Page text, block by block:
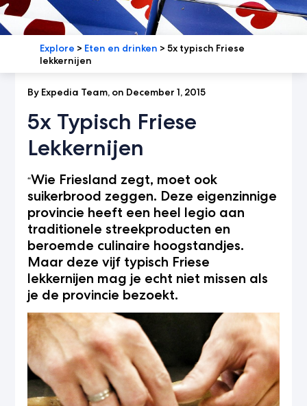
Explore > Eten en drinken >5x typisch Friese
lekkernijen
By Expedia Team, on December 1, 2015
5x Typisch Friese
Lekkernijen
“Wie Friesland zegt, moet ook
suikerbrood zeggen. Deze eigenzinnige
provincie heeft een heel legio aan
traditionele streekproducten en
beroemde culinaire hoogstandjes.
Maar deze vijf typisch Friese
lekkernijen mag je echt niet missen als
je de provincie bezoekt.